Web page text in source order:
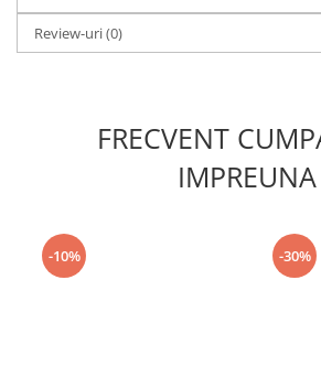
Review-uri(0)
FRECVENT
IMPREUNA
-10% -30%